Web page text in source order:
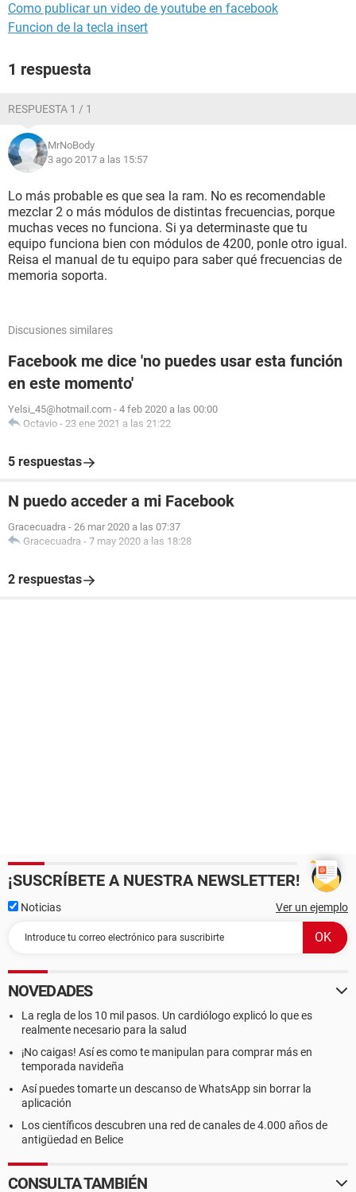
Como publicar un video de youtube en facebook
Funcion de la tecla insert
1 respuesta
RESPUESTA 1 / 1
MrNoBody
3 ago 2017 a las 15:57
Lo más probable es que sea la ram. No es recomendable
mezclar 2 o más módulos de distintas frecuencias, porque
muchas veces no funciona. Si ya determinaste que tu
equipo funciona bien con módulos de 4200, ponle otro igual.
Reisa el manual de tu equipo para saber qué frecuencias de
memoria soporta.
Discusiones similares
Facebook me dice 'no puedes usar esta función
en este momento'
Yelsi_45@hotmail.com - 4 feb 2020 a las 00:00
Octavio - 23 ene 2021 a las 21:22
5 respuestas
N puedo acceder a mi Facebook
Gracecuadra - 26 mar 2020 a las 07:37
Gracecuadra - 7 may 2020 a las 18:28
2 respuestas
¡SUSCRÍBETE A NUESTRA NEWSLETTER!
Noticias Ver un ejemplo
NOVEDADES
La regla de los 10 mil pasos. Un cardiólogo explicó lo que es
realmente necesario para la salud
¡No caigas! Así es como te manipulan para comprar más en
temporada navideña
Así puedes tomarte un descanso de WhatsApp sin borrar la
aplicación
Los científicos descubren una red de canales de 4.000 años de
antigüedad en Belice
CONSULTA TAMBIÉN